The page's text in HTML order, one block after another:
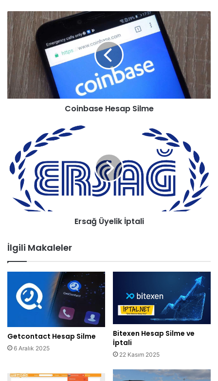
Coinbase Hesap Silme
Ersağ Üyelik İptali
İlgili Makaleler
Getcontact Hesap Silme
6 Aralık 2025
Bitexen Hesap Silme ve
İptali
22 Kasım 2025